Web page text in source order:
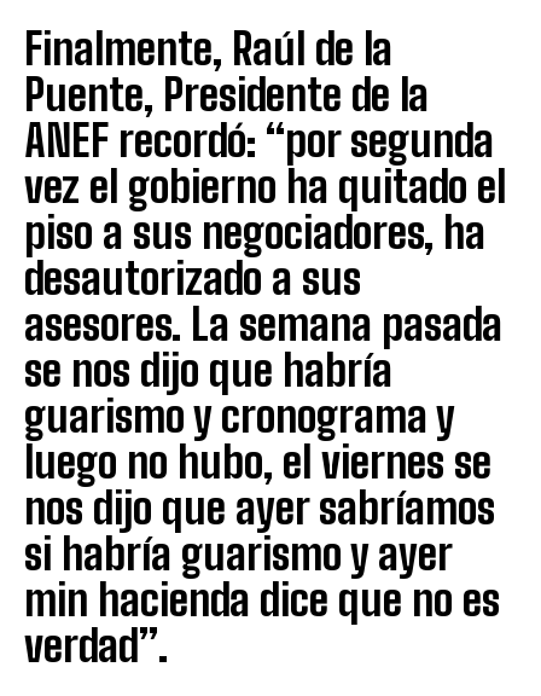
Finalmente, Raúl de la
Puente, Presidente de la
ANEF recordó: “por segunda
vez el gobierno ha quitado el
piso a sus negociadores, ha
desautorizado a sus
asesores. La semana pasada
se nos dijo que habría
guarismo y cronograma y
luego no hubo, el viernes se
nos dijo que ayer sabríamos
si habría guarismo y ayer
min hacienda dice que no es
verdad”.